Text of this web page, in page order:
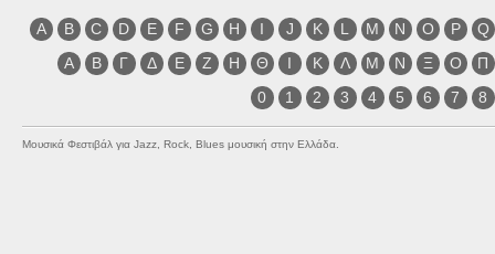
A B C D E F G H I J K L M N O P
Q
Α
Β Γ Δ Ε Ζ Η Θ Ι Κ Λ Μ Ν Ξ Ο
Π
0
1 2 3 4 5 6 7 8
Μουσικά Φεστιβάλ για Jazz, Rock, Blues μουσική στην Ελλάδα.